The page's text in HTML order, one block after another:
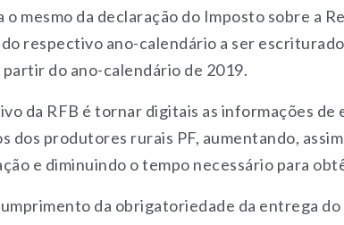
o mesmo da declaração do Imposto sobre a
do respectivo ano-calendário a ser
partir do ano-calendário de 2019.
da RFB é tornar digitais as informações de
dos produtores rurais PF, aumentando,
e diminuindo o tempo necessário para
da obrigatoriedade da entrega do